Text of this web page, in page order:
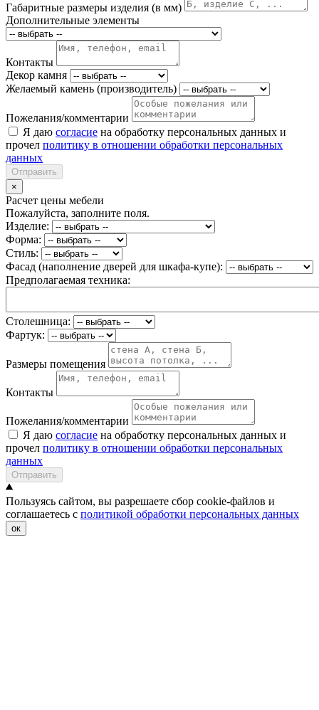
Габаритные размеры изделия (в мм)
Дополнительные элементы
Контакты
Декор камня
Желаемый камень (производитель)
Пожелания/комментарии
Я даю согласие на обработку персональных данных и
прочел политику в отношении обработки персональных
данных
Отправить
×
Расчет цены мебели
Пожалуйста, заполните поля.
Изделие:
Форма:
Стиль:
Фасад (наполнение дверей для шкафа-купе):
Предполагаемая техника:
Столешница:
Фартук:
Размеры помещения
Контакты
Пожелания/комментарии
Я даю согласие на обработку персональных данных и
прочел политику в отношении обработки персональных
данных
Отправить
Пользуясь сайтом, вы разрешаете сбор cookie-файлов и
соглашаетесь с политикой обработки персональных данных
ок